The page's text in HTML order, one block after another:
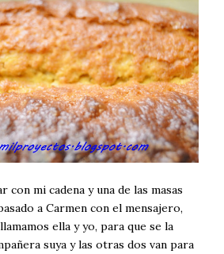
con mi cadena y una de las masas
a Carmen con el mensajero,
ella y yo, para que se la
suya y las otras dos van para